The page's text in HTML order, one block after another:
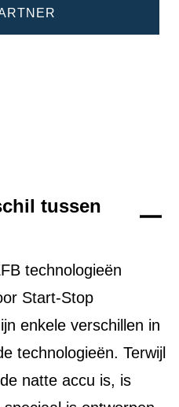
tussen
technologieën
Start-Stop
enkele verschillen in
technologieën. Terwijl
natte accu is, is